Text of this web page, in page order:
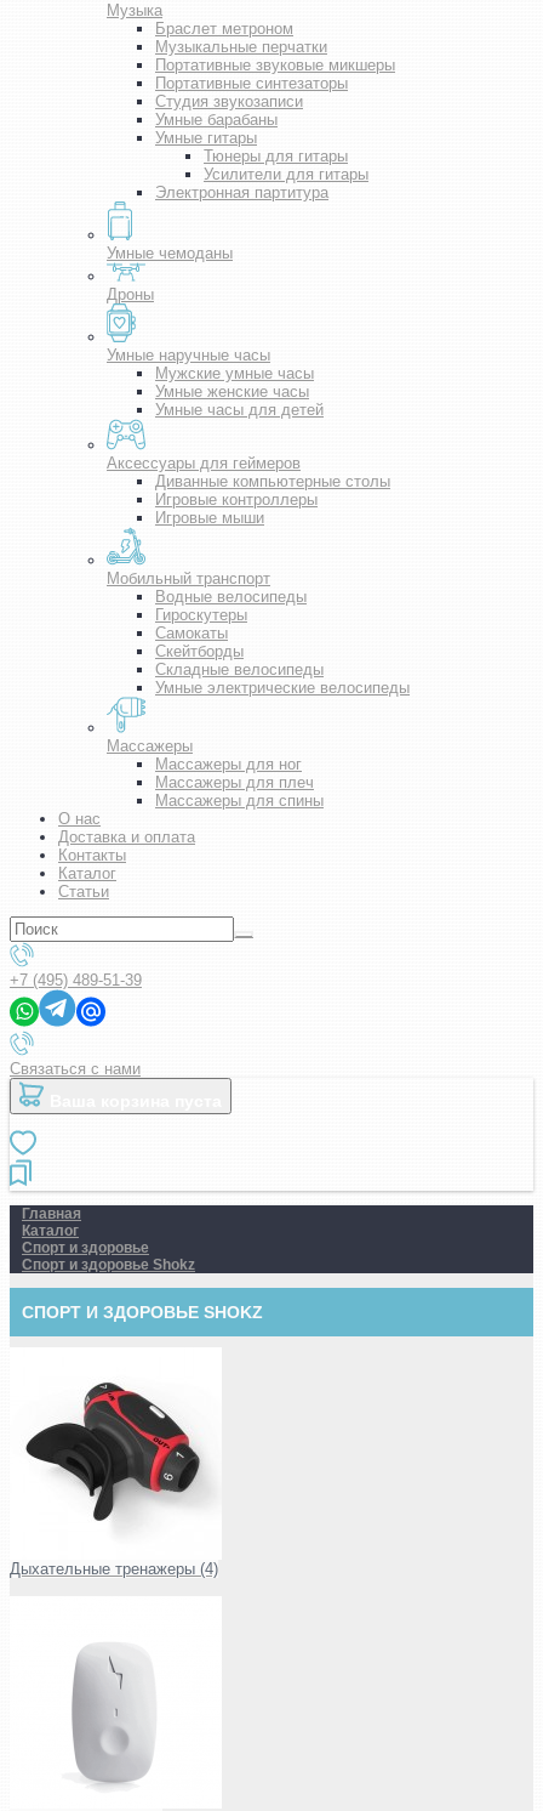
Музыка
Браслет метроном
Музыкальные перчатки
Портативные звуковые микшеры
Портативные синтезаторы
Студия звукозаписи
Умные барабаны
Умные гитары
Тюнеры для гитары
Усилители для гитары
Электронная партитура
Умные чемоданы
Дроны
Умные наручные часы
Мужские умные часы
Умные женские часы
Умные часы для детей
Аксессуары для геймеров
Диванные компьютерные столы
Игровые контроллеры
Игровые мыши
Мобильный транспорт
Водные велосипеды
Гироскутеры
Самокаты
Скейтборды
Складные велосипеды
Умные электрические велосипеды
Массажеры
Массажеры для ног
Массажеры для плеч
Массажеры для спины
О нас
Доставка и оплата
Контакты
Каталог
Статьи
+7 (495) 489-51-39
Связаться с нами
Главная
Каталог
Спорт и здоровье
Спорт и здоровье Shokz
СПОРТ И ЗДОРОВЬЕ SHOKZ
Дыхательные тренажеры (4)